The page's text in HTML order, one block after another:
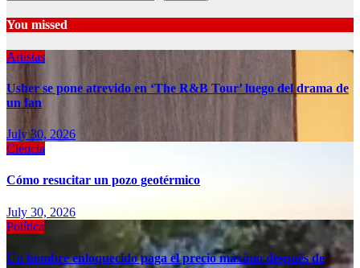
You missed
Artistas
Usher se pone atrevido en ‘The R&B Tour’ luego del drama de
un fan
July 30, 2026
Ciéncia
Cómo resucitar un pozo geotérmico
July 30, 2026
Política
Un hombre enloquecido paga el precio máximo después de